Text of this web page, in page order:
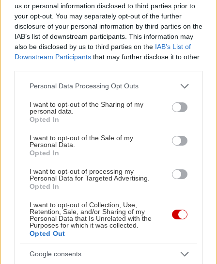
us or personal information disclosed to third parties prior to
your opt-out. You may separately opt-out of the further
disclosure of your personal information by third parties on the
IAB’s list of downstream participants. This information may
also be disclosed by us to third parties on the IAB’s List of
Downstream Participants that may further disclose it to other
Please note that this website/app uses one or more Google
not limited to your visit or usage behaviour. You may click to
grant or deny consent to Google and its third-party tags to
use your data for below specified purposes in below Google
consent section.
Personal Data Processing Opt Outs
I want to opt-out of the Sharing of my
personal data.
Opted In
I want to opt-out of the Sale of my
Personal Data.
Opted In
I want to opt-out of processing my
Personal Data for Targeted Advertising.
Opted In
I want to opt-out of Collection, Use,
Retention, Sale, and/or Sharing of my
Personal Data that Is Unrelated with the
Purposes for which it was collected.
Opted Out
Google consents